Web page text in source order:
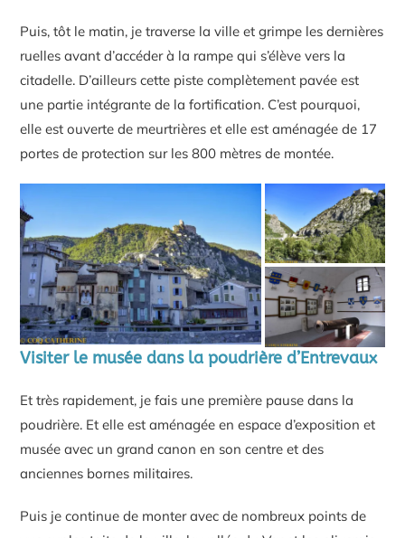
Puis, tôt le matin, je traverse la ville et grimpe les dernières
ruelles avant d’accéder à la rampe qui s’élève vers la
citadelle. D’ailleurs cette piste complètement pavée est
une partie intégrante de la fortification. C’est pourquoi,
elle est ouverte de meurtrières et elle est aménagée de 17
portes de protection sur les 800 mètres de montée.
Visiter le musée dans la poudrière d’Entrevaux
Et très rapidement, je fais une première pause dans la
poudrière. Et elle est aménagée en espace d’exposition et
musée avec un grand canon en son centre et des
anciennes bornes militaires.
Puis je continue de monter avec de nombreux points de